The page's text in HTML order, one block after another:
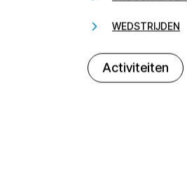
WEDSTRIJDEN
Activiteiten